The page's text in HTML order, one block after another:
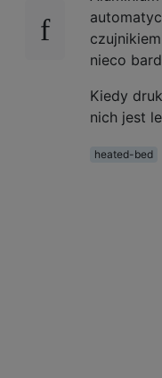
nieco
Kiedy
nich jest
heated-bed